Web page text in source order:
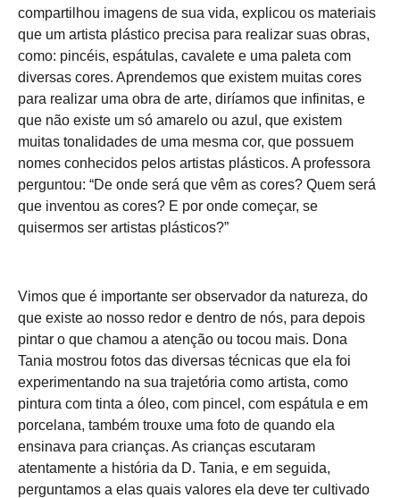
compartilhou imagens de sua vida, explicou os materiais
que um artista plástico precisa para realizar suas obras,
como: pincéis, espátulas, cavalete e uma paleta com
diversas cores. Aprendemos que existem muitas cores
para realizar uma obra de arte, diríamos que infinitas, e
que não existe um só amarelo ou azul, que existem
muitas tonalidades de uma mesma cor, que possuem
nomes conhecidos pelos artistas plásticos. A professora
perguntou: “De onde será que vêm as cores? Quem será
que inventou as cores? E por onde começar, se
quisermos ser artistas plásticos?”
Vimos que é importante ser observador da natureza, do
que existe ao nosso redor e dentro de nós, para depois
pintar o que chamou a atenção ou tocou mais. Dona
Tania mostrou fotos das diversas técnicas que ela foi
experimentando na sua trajetória como artista, como
pintura com tinta a óleo, com pincel, com espátula e em
porcelana, também trouxe uma foto de quando ela
ensinava para crianças. As crianças escutaram
atentamente a história da D. Tania, e em seguida,
perguntamos a elas quais valores ela deve ter cultivado